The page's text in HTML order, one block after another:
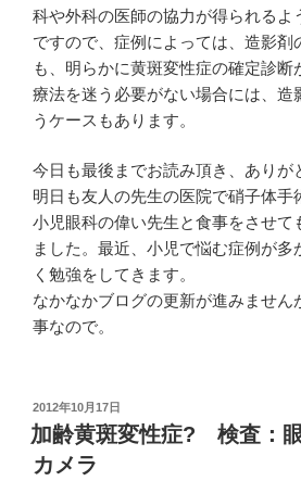
科や外科の医師の協力が得られるよ
ですので、症例によっては、造影剤
も、明らかに黄斑変性症の確定診断
療法を迷う必要がない場合には、造
うケースもあります。
今日も最後までお読み頂き、ありが
明日も友人の先生の医院で硝子体手
小児眼科の偉い先生と食事をさせて
ました。最近、小児で悩む症例が多
く勉強をしてきます。
なかなかブログの更新が進みません
事なので。
投
稿
日:
2012年10月17日
加齢黄斑変性症? 検査：
カメラ